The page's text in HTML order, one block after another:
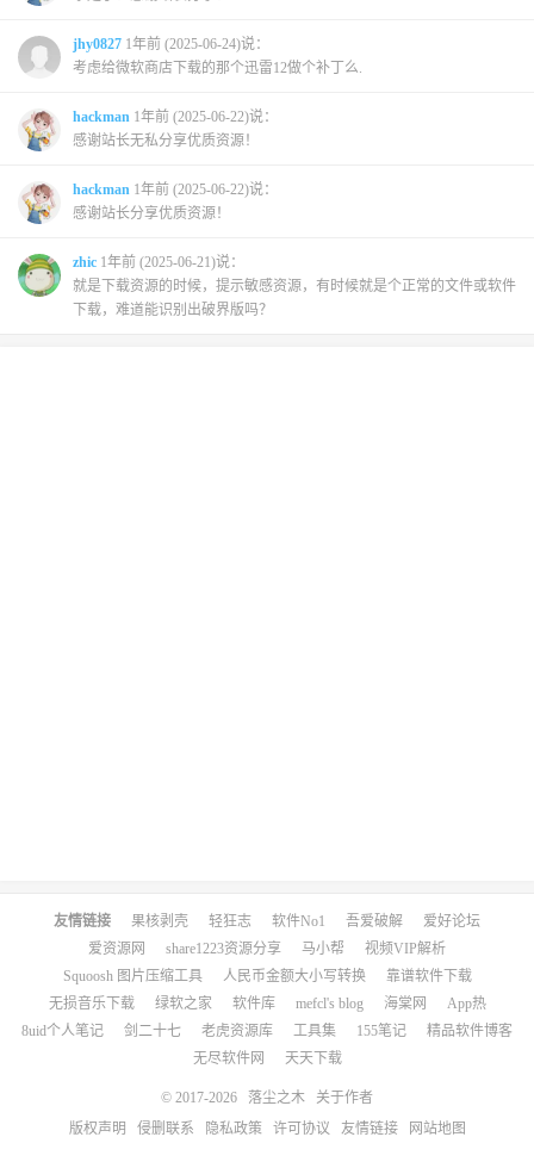
jhy0827 1年前 (2025-06-24)说：
考虑给微软商店下载的那个迅雷12做个补丁么.
hackman 1年前 (2025-06-22)说：
感谢站长无私分享优质资源！
hackman 1年前 (2025-06-22)说：
感谢站长分享优质资源！
zhic 1年前 (2025-06-21)说：
就是下载资源的时候，提示敏感资源，有时候就是个正常的文件或软件
下载，难道能识别出破界版吗？
友情链接 果核剥壳 轻狂志 软件No1 吾爱破解
爱好论坛
爱资源网
share1223资源分享 马小帮
视频VIP解析
Squoosh 图片压缩工具
人民币金额大小写转换
靠谱软件下载
无损音乐下载
绿软之家 软件库 mefcl's blog 海棠网
App热
8uid个人笔记
剑二十七 老虎资源库 工具集 155笔记
精品软件博客
无尽软件网
天天下载
© 2017-2026 落尘之木
关于作者
版权声明
侵删联系 隐私政策 许可协议 友情链接 网站地图